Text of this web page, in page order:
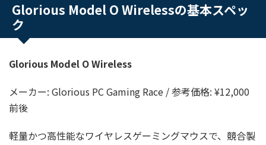
Glorious Model O Wirelessの基本スペッ
ク
Glorious Model O Wireless
メーカー: Glorious PC Gaming Race / 参考価格: ¥12,000
前後
軽量かつ高性能なワイヤレスゲーミングマウスで、競合製